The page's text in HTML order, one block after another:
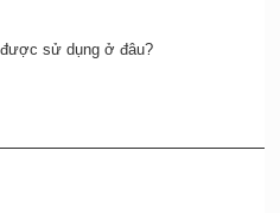
sử dụng ở đâu?